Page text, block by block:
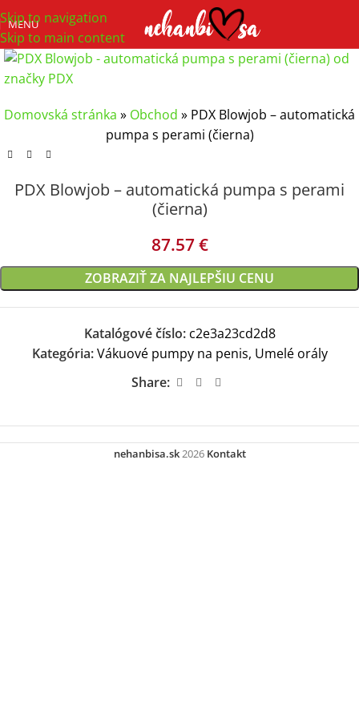
Skip to navigation
Skip to main content
MENU
Domovská stránka » Obchod » PDX Blowjob – automatická
pumpa s perami (čierna)
PDX Blowjob – automatická pumpa s perami
(čierna)
87.57€
ZOBRAZIŤ ZA NAJLEPŠIU CENU
Katalógové číslo: c2e3a23cd2d8
Kategória: Vákuové pumpy na penis, Umelé orály
Share:
nehanbisa.sk2026 Kontakt